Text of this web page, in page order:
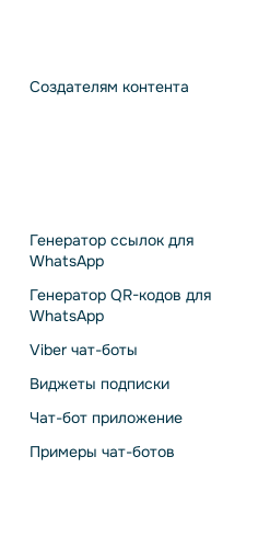
Создателям контента
Генератор ссылок для
WhatsApp
Генератор QR-кодов для
WhatsApp
Viber чат-боты
Виджеты подписки
Чат-бот приложение
Примеры чат-ботов